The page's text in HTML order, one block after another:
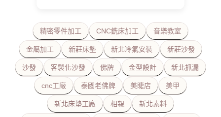
精密零件加工 CNC銑床加工 音樂教室
金屬加工 新莊床墊 新北冷氣安裝 新莊沙發
沙發 客製化沙發 佛牌 金型設計 新北抓漏
cnc工廠 泰國老佛牌 美睫店 美甲
新北床墊工廠 相親 新北素料